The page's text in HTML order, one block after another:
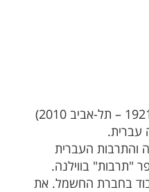
נחמיה רפופורט (יליזבטגראד 1921 – תל-אביב 2010)
עברית.
והתרבות העברית
"תרבות" בווילנה.
לעבוד בחברת החשמל. את